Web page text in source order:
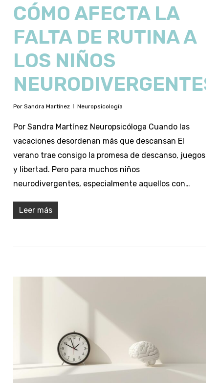
CÓMO AFECTA LA
FALTA DE RUTINA A
LOS NIÑOS
NEURODIVERGENTES
Por Sandra Martínez Neuropsicología
Por Sandra Martínez Neuropsicóloga Cuando las
vacaciones desordenan más que descansan El
verano trae consigo la promesa de descanso, juegos
y libertad. Pero para muchos niños
neurodivergentes, especialmente aquellos con…
Leer más